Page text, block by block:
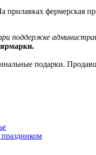
прилавках
поддержке
подарки.